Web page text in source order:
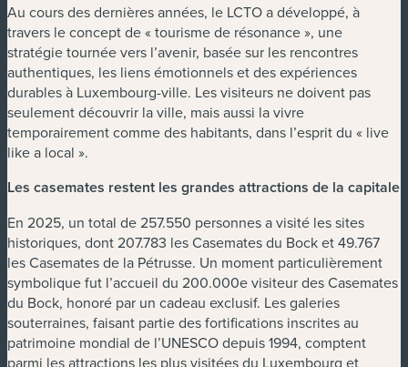
Au cours des dernières années, le LCTO a développé, à
travers le concept de « tourisme de résonance », une
stratégie tournée vers l’avenir, basée sur les rencontres
authentiques, les liens émotionnels et des expériences
durables à Luxembourg-ville. Les visiteurs ne doivent pas
seulement découvrir la ville, mais aussi la vivre
temporairement comme des habitants, dans l’esprit du « live
like a local ».
Les casemates restent les grandes attractions de la capitale
En 2025, un total de 257.550 personnes a visité les sites
historiques, dont 207.783 les Casemates du Bock et 49.767
les Casemates de la Pétrusse. Un moment particulièrement
symbolique fut l’accueil du 200.000e visiteur des Casemates
du Bock, honoré par un cadeau exclusif. Les galeries
souterraines, faisant partie des fortifications inscrites au
patrimoine mondial de l’UNESCO depuis 1994, comptent
parmi les attractions les plus visitées du Luxembourg et